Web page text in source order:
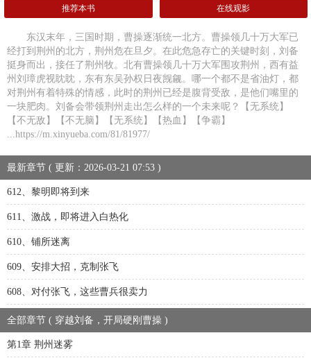
推荐本书 在线观影
东汉末年，三国时期，曹操逐渐统一北方。曹操领几十万大军已
经打到荆州的北方，荆州危在旦夕。在此危急存亡的关键时刻，刘备
挺身而出，接任了荆州牧。北有曹操领几十万大军围攻荆州，西有益
州刘璋虎视眈眈，东有东吴孙权日夜觊觎。哪一个都不是省油灯，都
对荆州有着特殊的情感，此时的荆州已经是腹背受敌，是他们嘴里的
一块肥肉。刘备会带领荆州走出怎么样的一个未来呢？【无系统】
【不无敌】【不无脑】【无系统】【热血】【争霸】
...https://m.xinyueba.com/81/81977/
最新章节 ( 更新：2026-03-21 07:53 )
612、黎明即将到来
611、激战，即将进入白热化
610、铺所迷离
609、安排大招，克制张飞
608、对付张飞，这些曹兵很卖力
全部章节 ( 穿越刘备，开局硬刚曹操 )
第1章 荆州迷雾